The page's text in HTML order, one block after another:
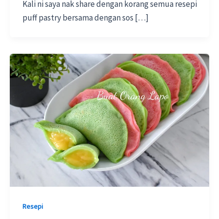
Kali ni saya nak share dengan korang semua resepi
puff pastry bersama dengan sos […]
Resepi